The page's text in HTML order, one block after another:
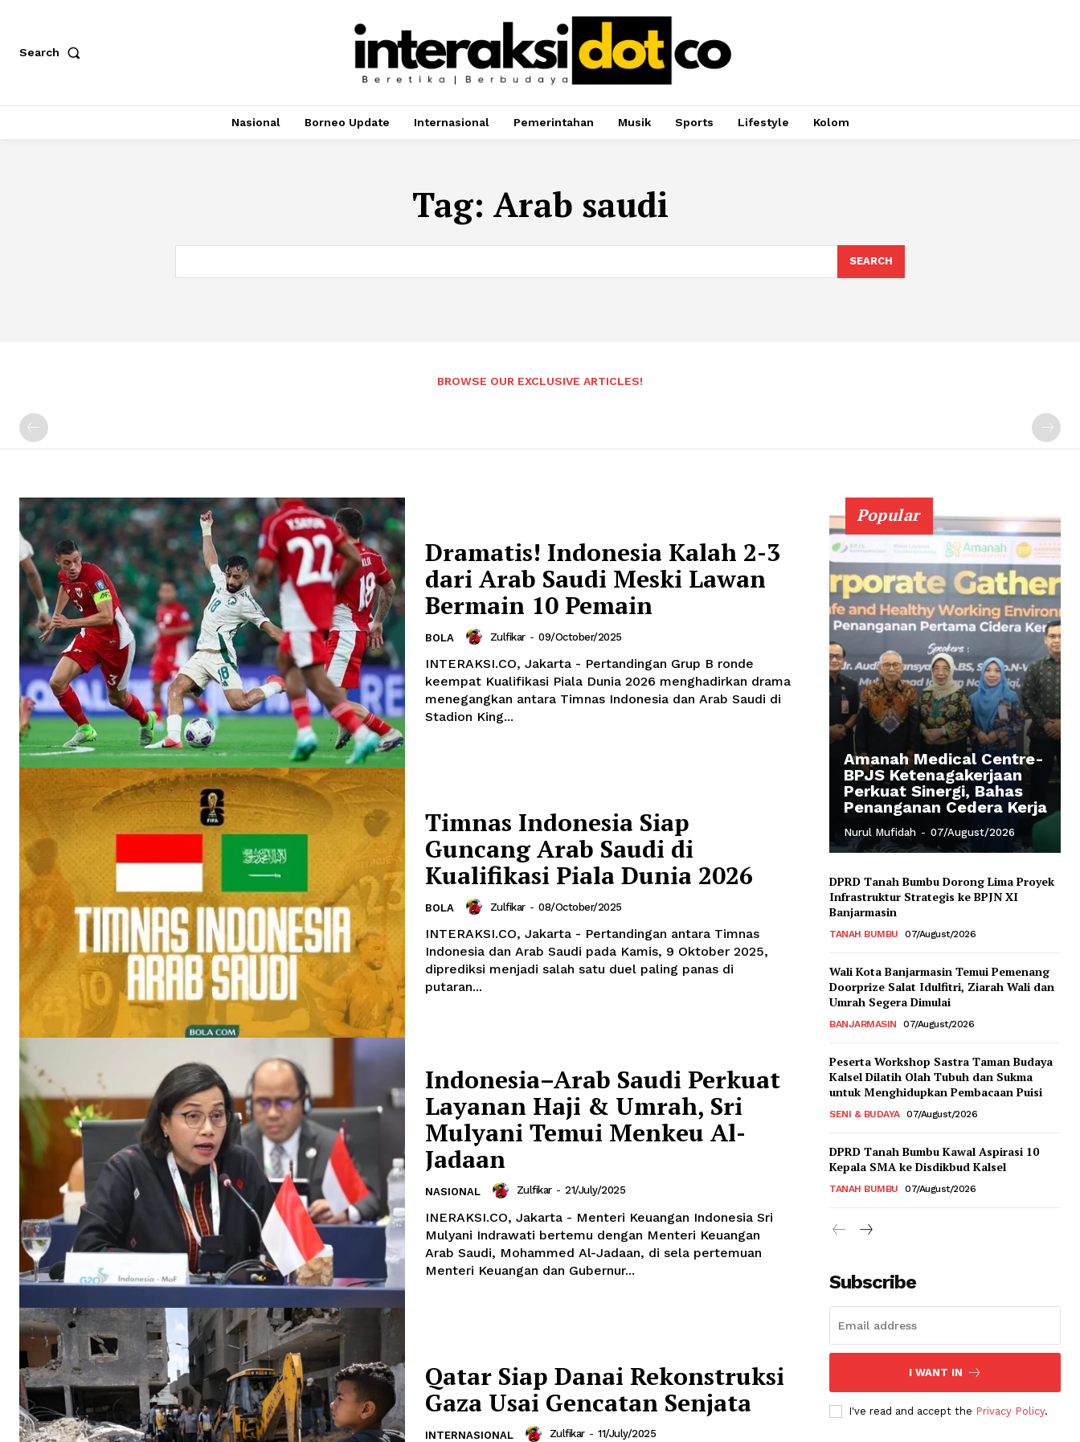
Search
Nasional Borneo Update Internasional Pemerintahan Musik Sports Lifestyle Kolom
Tag: Arab saudi
SEARCH
BROWSE OUR EXCLUSIVE ARTICLES!
Dramatis! Indonesia Kalah 2-3
dari Arab Saudi Meski Lawan
Bermain 10 Pemain
BOLA Zulfikar - 09/October/2025
INTERAKSI.CO, Jakarta - Pertandingan Grup B ronde
keempat Kualifikasi Piala Dunia 2026 menghadirkan drama
menegangkan antara Timnas Indonesia dan Arab Saudi di
Stadion King...
Timnas Indonesia Siap
Guncang Arab Saudi di
Kualifikasi Piala Dunia 2026
BOLA Zulfikar - 08/October/2025
INTERAKSI.CO, Jakarta - Pertandingan antara Timnas
Indonesia dan Arab Saudi pada Kamis, 9 Oktober 2025,
diprediksi menjadi salah satu duel paling panas di
putaran...
Indonesia–Arab Saudi Perkuat
Layanan Haji & Umrah, Sri
Mulyani Temui Menkeu Al-
Jadaan
NASIONAL Zulfikar - 21/July/2025
INERAKSI.CO, Jakarta - Menteri Keuangan Indonesia Sri
Mulyani Indrawati bertemu dengan Menteri Keuangan
Arab Saudi, Mohammed Al-Jadaan, di sela pertemuan
Menteri Keuangan dan Gubernur...
Qatar Siap Danai Rekonstruksi
Gaza Usai Gencatan Senjata
INTERNASIONAL Zulfikar - 11/July/2025
Popular
Amanah Medical Centre-
BPJS Ketenagakerjaan
Perkuat Sinergi, Bahas
Penanganan Cedera Kerja
Nurul Mufidah - 07/August/2026
DPRD Tanah Bumbu Dorong Lima Proyek
Infrastruktur Strategis ke BPJN XI
Banjarmasin
TANAH BUMBU 07/August/2026
Wali Kota Banjarmasin Temui Pemenang
Doorprize Salat Idulfitri, Ziarah Wali dan
Umrah Segera Dimulai
BANJARMASIN 07/August/2026
Peserta Workshop Sastra Taman Budaya
Kalsel Dilatih Olah Tubuh dan Sukma
untuk Menghidupkan Pembacaan Puisi
SENI & BUDAYA 07/August/2026
DPRD Tanah Bumbu Kawal Aspirasi 10
Kepala SMA ke Disdikbud Kalsel
TANAH BUMBU 07/August/2026
Subscribe
I WANT IN
I've read and accept the Privacy Policy.